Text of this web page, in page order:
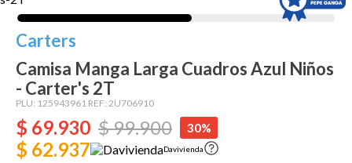
Carters
Camisa Manga Larga Cuadros Azul Niños
- Carter's 2T
PLU: 125943961 REF: 2U706910
$ 69.930 $99.900 30%
$ 62.937 Davivienda
Figuras Toy Story
Carters
Cartas Pokemon
Silla Mecedora Bebé
Cuna Colecho